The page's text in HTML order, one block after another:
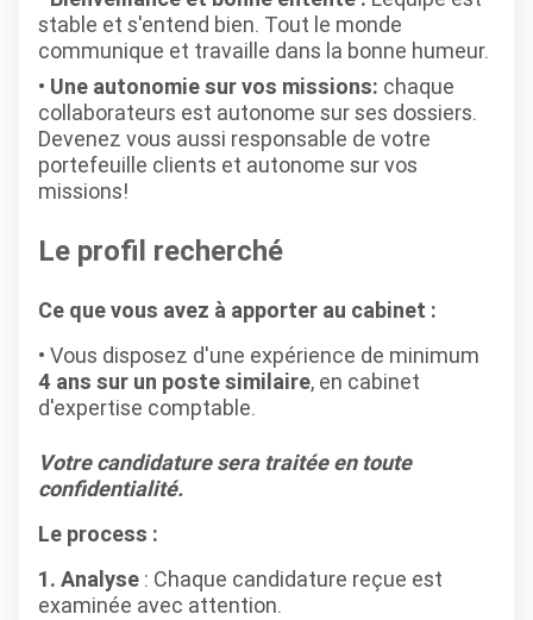
stable et s'entend bien. Tout le monde
communique et travaille dans la bonne humeur.
Une autonomie sur vos missions: chaque
collaborateurs est autonome sur ses dossiers.
Devenez vous aussi responsable de votre
portefeuille clients et autonome sur vos
missions!
Le profil recherché
Ce que vous avez à apporter au cabinet :
Vous disposez d'une expérience de minimum
4 ans sur un poste similaire, en cabinet
d'expertise comptable.
Votre candidature sera traitée en toute
confidentialité.
Le process :
1. Analyse : Chaque candidature reçue est
examinée avec attention.